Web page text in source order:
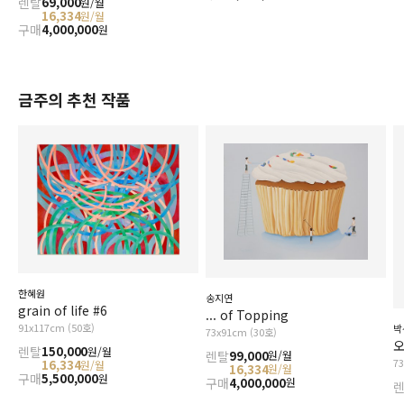
16,334원/월
구매4,000,000원
금주의 추천 작품
한혜원
grain of life #6
91x117cm (50호)
렌탈150,000원/월
16,334원/월
구매5,500,000원
송지연
... of Topping
73x91cm (30호)
렌탈99,000원/월
16,334원/월
구매4,000,000원